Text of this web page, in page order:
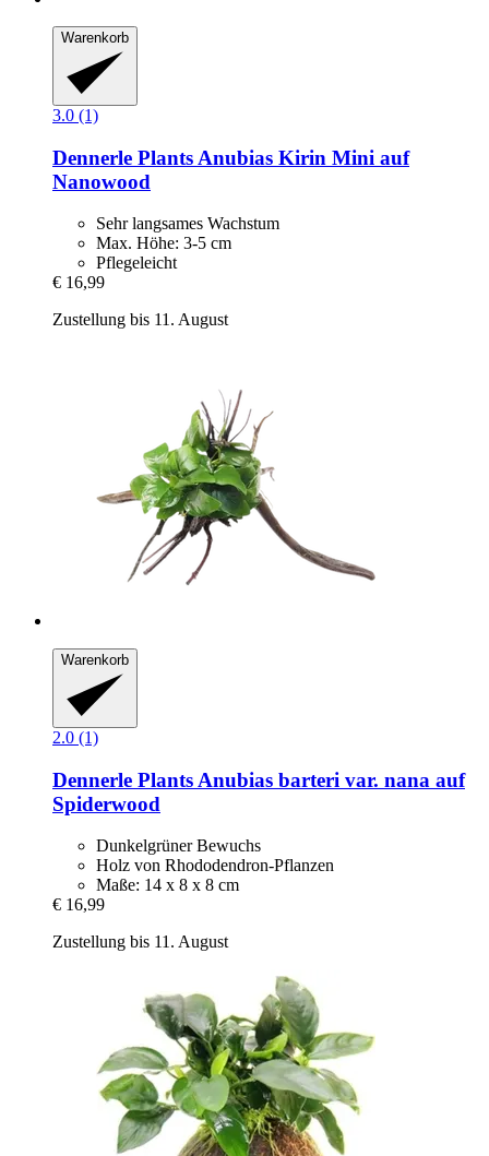
Warenkorb
3.0 (1)
Dennerle Plants Anubias Kirin Mini auf
Nanowood
Sehr langsames Wachstum
Max. Höhe: 3-5 cm
Pflegeleicht
€ 16,99
Zustellung bis 11. August
Warenkorb
2.0 (1)
Dennerle Plants Anubias barteri var. nana auf
Spiderwood
Dunkelgrüner Bewuchs
Holz von Rhododendron-Pflanzen
Maße: 14 x 8 x 8 cm
€ 16,99
Zustellung bis 11. August